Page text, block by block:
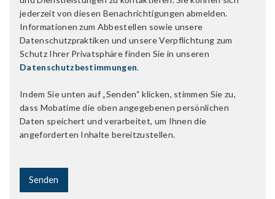
jederzeit von diesen Benachrichtigungen abmelden.
Informationen zum Abbestellen sowie unsere
Datenschutzpraktiken und unsere Verpflichtung zum
Schutz Ihrer Privatsphäre finden Sie in unseren
Datenschutzbestimmungen.
Indem Sie unten auf „Senden“ klicken, stimmen Sie zu,
dass Mobatime die oben angegebenen persönlichen
Daten speichert und verarbeitet, um Ihnen die
angeforderten Inhalte bereitzustellen.